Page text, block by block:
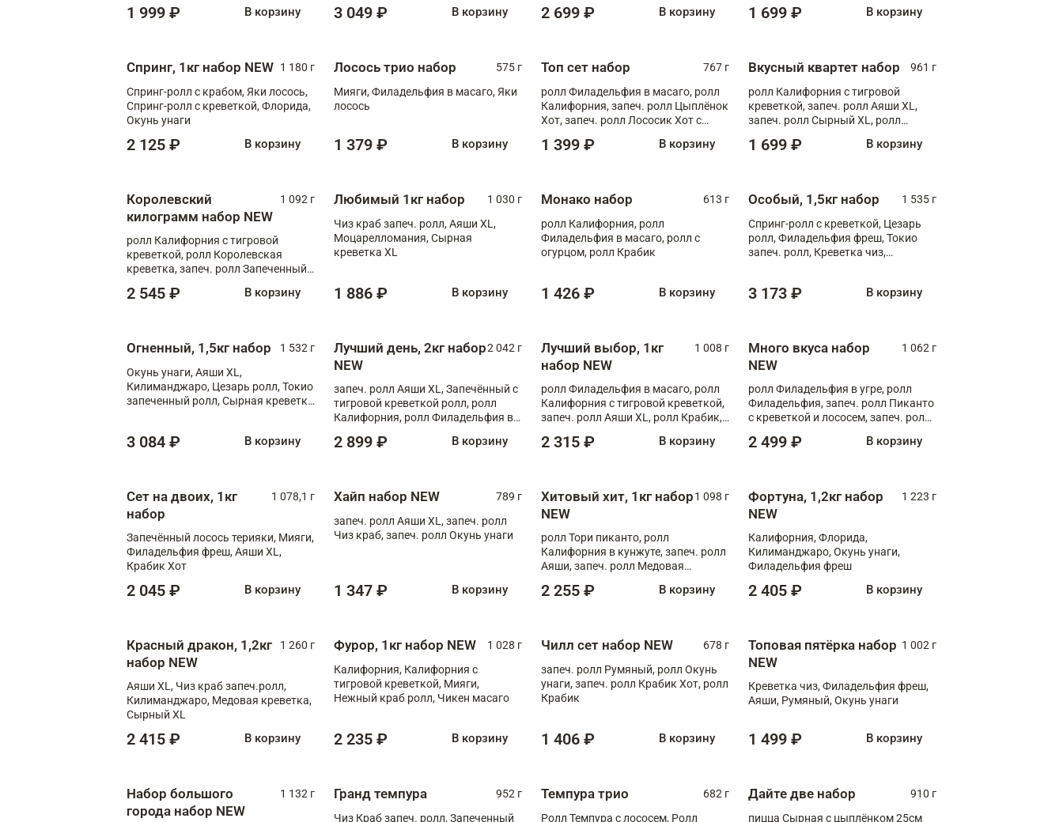
1 999 ₽ В корзину
Тигровая креветка с моцареллой,
3 049 ₽ В корзину 2 699 ₽ В корзину 1 699 ₽ В корзину
Спринг, 1кг набор NEW 1 180 г
Спринг-ролл с крабом, Яки лосось,
Спринг-ролл с креветкой, Флорида,
Окунь унаги
2 125 ₽ В корзину
Лосось трио набор
575 г
Мияги, Филадельфия в масаго, Яки
лосось
1 379 ₽ В корзину
Топ сет набор
767 г
ролл Филадельфия в масаго, ролл
Калифорния, запеч. ролл Цыплёнок
Хот, запеч. ролл Лососик Хот с
1 399 ₽ В корзину
Вкусный квартет набор
961 г
ролл Калифорния с тигровой
креветкой, запеч. ролл Аяши XL,
запеч. ролл Сырный XL, ролл
1 699 ₽ В корзину
Королевский
килограмм набор NEW
1 092 г
ролл Калифорния с тигровой
креветкой, ролл Королевская
креветка, запеч. ролл Запеченный
XL, запеч. ролл Крабик Хот
2 545 ₽ В корзину
Любимый 1кг набор
1 030 г
Чиз краб запеч. ролл, Аяши XL,
Моцарелломания, Сырная
креветка XL
1 886 ₽ В корзину
Монако набор
613 г
ролл Калифорния, ролл
Филадельфия в масаго, ролл с
огурцом, ролл Крабик
1 426 ₽ В корзину
Особый, 1,5кг набор
1 535 г
Спринг-ролл с креветкой, Цезарь
ролл, Филадельфия фреш, Токио
запеч. ролл, Креветка чиз,
3 173 ₽ В корзину
Огненный, 1,5кг набор
1 532 г
Окунь унаги, Аяши XL,
Килиманджаро, Цезарь ролл, Токио
запеченный ролл, Сырная креветка
3 084 ₽ В корзину
Лучший день, 2кг набор
NEW
2 042 г
запеч. ролл Аяши XL, Запечённый с
тигровой креветкой ролл, ролл
Калифорния, ролл Филадельфия в
запеч. ролл Моцарелломания, ролл
2 899 ₽ В корзину
Лучший выбор, 1кг
набор NEW
1 008 г
ролл Филадельфия в масаго, ролл
Калифорния с тигровой креветкой,
запеч. ролл Аяши XL, ролл Крабик,
2 315 ₽ В корзину
Много вкуса набор
NEW
1 062 г
ролл Филадельфия в угре, ролл
Филадельфия, запеч. ролл Пиканто
с креветкой и лососем, запеч. ролл
2 499 ₽ В корзину
Сет на двоих, 1кг
набор
1 078,1 г
Запечённый лосось терияки, Мияги,
Филадельфия фреш, Аяши XL,
Крабик Хот
2 045 ₽ В корзину
Хайп набор NEW
789 г
запеч. ролл Аяши XL, запеч. ролл
Чиз краб, запеч. ролл Окунь унаги
1 347 ₽ В корзину
Хитовый хит, 1кг набор
NEW
1 098 г
ролл Тори пиканто, ролл
Калифорния в кунжуте, запеч. ролл
Аяши, запеч. ролл Медовая
чукой
2 255 ₽ В корзину
Фортуна, 1,2кг набор
NEW
1 223 г
Калифорния, Флорида,
Килиманджаро, Окунь унаги,
Филадельфия фреш
2 405 ₽ В корзину
Красный дракон, 1,2кг
набор NEW
1 260 г
Аяши XL, Чиз краб запеч.ролл,
Килиманджаро, Медовая креветка,
Сырный XL
2 415 ₽ В корзину
Фурор, 1кг набор NEW
1 028 г
Калифорния, Калифорния с
тигровой креветкой, Мияги,
Нежный краб ролл, Чикен масаго
2 235 ₽ В корзину
Чилл сет набор NEW
678 г
запеч. ролл Румяный, ролл Окунь
унаги, запеч. ролл Крабик Хот, ролл
Крабик
1 406 ₽ В корзину
Топовая пятёрка набор
NEW
1 002 г
Креветка чиз, Филадельфия фреш,
Аяши, Румяный, Окунь унаги
1 499 ₽ В корзину
Набор большого
города набор NEW
1 132 г Гранд темпура
952 г
Чиз Краб запеч. ролл, Запеченный
Темпура трио
682 г
Ролл Темпура с лососем, Ролл
Дайте две набор
910 г
пицца Сырная с цыплёнком 25см